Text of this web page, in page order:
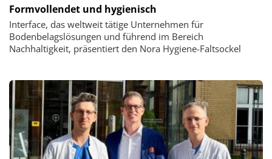
Formvollendet und hygienisch
Interface, das weltweit tätige Unternehmen für
Bodenbelagslösungen und führend im Bereich
Nachhaltigkeit, präsentiert den Nora Hygiene-Faltsockel